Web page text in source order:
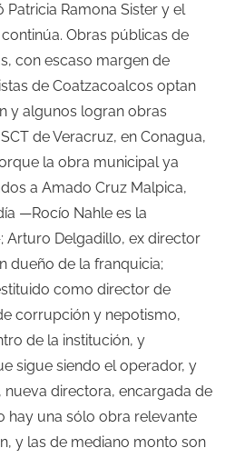
Patricia Ramona Sister y el
Obras públicas de
con escaso margen de
de Coatzacoalcos optan
y algunos logran obras
de Veracruz, en Conagua,
la obra municipal ya
a Amado Cruz Malpica,
—Rocío Nahle es la
Delgadillo, ex director
dueño de la franquicia;
como director de
corrupción y nepotismo,
de la institución, y
sigue siendo el operador, y
nueva directora, encargada de
hay una sólo obra relevante
y las de mediano monto son